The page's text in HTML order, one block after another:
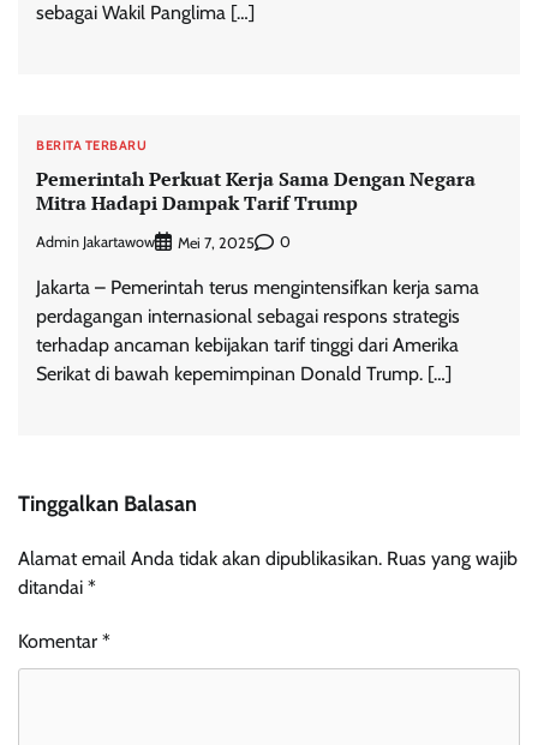
sebagai Wakil Panglima […]
BERITA TERBARU
Pemerintah Perkuat Kerja Sama Dengan Negara
Mitra Hadapi Dampak Tarif Trump
Admin Jakartawow Mei 7, 2025 0
Jakarta – Pemerintah terus mengintensifkan kerja sama
perdagangan internasional sebagai respons strategis
terhadap ancaman kebijakan tarif tinggi dari Amerika
Serikat di bawah kepemimpinan Donald Trump. […]
Tinggalkan Balasan
Alamat email Anda tidak akan dipublikasikan. Ruas yang wajib
ditandai *
Komentar *